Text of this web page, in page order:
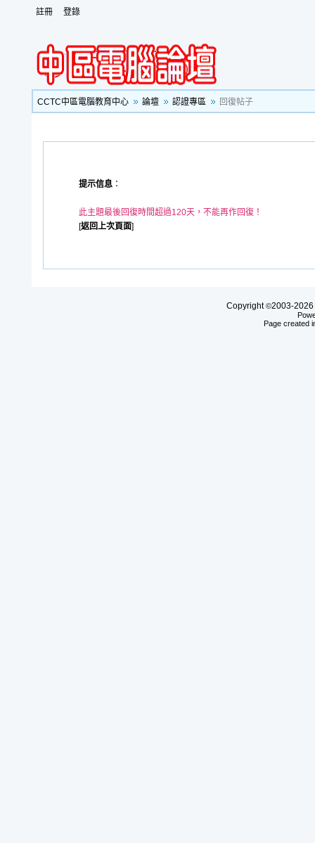
註冊 登錄
CCTC中區電腦教育中心 論壇 認證專區 回復帖子
提示信息 ：
此主題最後回復時間超過120天，不能再作回復！
[返回上次頁面]
Copyright©2003-2026
Page created